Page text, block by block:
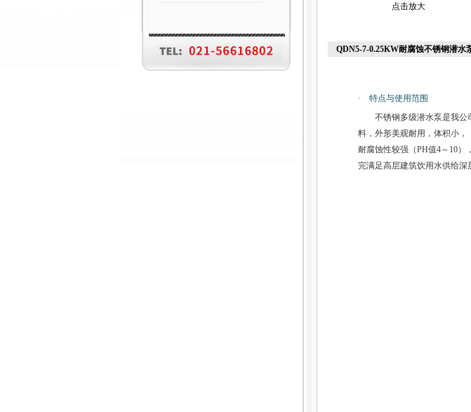
点击放大
QDN5-7-0.25KW耐腐蚀不锈钢潜水
· 特点与使用范围
不锈钢多级潜水泵是我公
料，外形美观耐用，体积小，
耐腐蚀性较强（PH值4～10）
完满足高层建筑饮用水供给深